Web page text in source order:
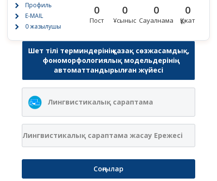
Профиль
E-MAIL
0 жазылушы
0
Пост
0
Ұсыныс
0
Сауалнама
0
Құжат
Шет тілі терминдерінің қазақ сөзжасамдық,
фономорфологиялық модельдерінің
автоматтандырылған жүйесі
Лингвистикалық сараптама
Лингвистикалық сараптама жасау Ережесі
Соңғылар